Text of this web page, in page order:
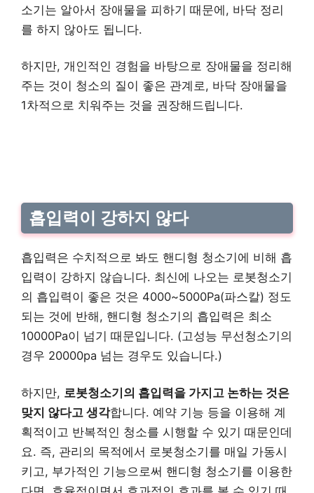
소기는 알아서 장애물을 피하기 때문에, 바닥 정리
를 하지 않아도 됩니다.
하지만, 개인적인 경험을 바탕으로 장애물을 정리해
주는 것이 청소의 질이 좋은 관계로, 바닥 장애물을
1차적으로 치워주는 것을 권장해드립니다.
흡입력이 강하지 않다
흡입력은 수치적으로 봐도 핸디형 청소기에 비해 흡
입력이 강하지 않습니다. 최신에 나오는 로봇청소기
의 흡입력이 좋은 것은 4000~5000Pa(파스칼) 정도
되는 것에 반해, 핸디형 청소기의 흡입력은 최소
10000Pa이 넘기 때문입니다. (고성능 무선청소기의
경우 20000pa 넘는 경우도 있습니다.)
하지만, 로봇청소기의 흡입력을 가지고 논하는 것은
맞지 않다고 생각합니다. 예약 기능 등을 이용해 계
획적이고 반복적인 청소를 시행할 수 있기 때문인데
요. 즉, 관리의 목적에서 로봇청소기를 매일 가동시
키고, 부가적인 기능으로써 핸디형 청소기를 이용한